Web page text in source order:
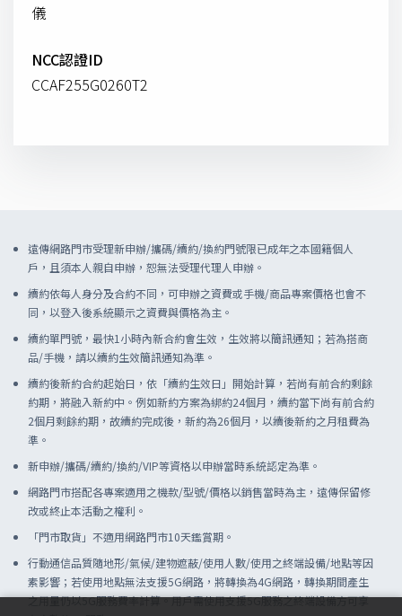
儀
NCC認證ID
CCAF255G0260T2
遠傳網路門市受理新申辦/攜碼/續約/換約門號限已成年之本國籍個人
戶，且須本人親自申辦，恕無法受理代理人申辦。
續約依每人身分及合約不同，可申辦之資費或手機/商品專案價格也會不
同，以登入後系統顯示之資費與價格為主。
續約單門號，最快1小時內新合約會生效，生效將以簡訊通知；若為搭商
品/手機，請以續約生效簡訊通知為準。
續約後新約合約起始日，依「續約生效日」開始計算，若尚有前合約剩餘
約期，將融入新約中。例如新約方案為綁約24個月，續約當下尚有前合約
2個月剩餘約期，故續約完成後，新約為26個月，以續後新約之月租費為
準。
新申辦/攜碼/續約/換約/VIP等資格以申辦當時系統認定為準。
網路門市搭配各專案適用之機款/型號/價格以銷售當時為主，遠傳保留修
改或終止本活動之權利。
「門市取貨」不適用網路門市10天鑑賞期。
行動通信品質隨地形/氣候/建物遮蔽/使用人數/使用之終端設備/地點等因
素影響；若使用地點無法支援5G網路，將轉換為4G網路，轉換期間產生
之用量仍以5G服務費率計算。用戶需使用支援5G服務之終端設備方可享